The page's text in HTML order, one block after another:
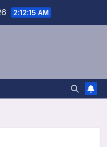
2:12:16 AM